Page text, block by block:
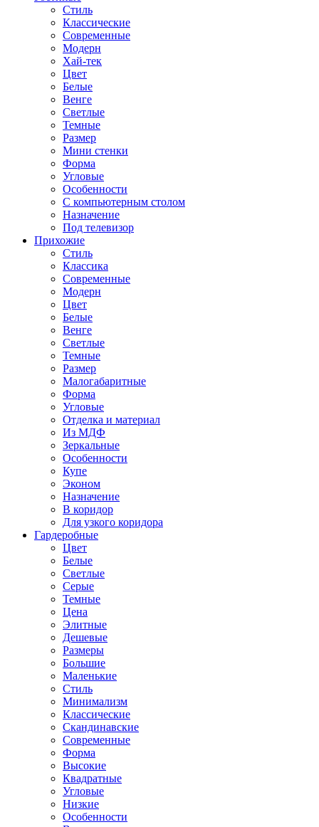
Стиль
Классические
Современные
Модерн
Хай-тек
Цвет
Белые
Венге
Светлые
Темные
Размер
Мини стенки
Форма
Угловые
Особенности
С компьютерным столом
Назначение
Под телевизор
Прихожие
Стиль
Классика
Современные
Модерн
Цвет
Белые
Венге
Светлые
Темные
Размер
Малогабаритные
Форма
Угловые
Отделка и материал
Из МДФ
Зеркальные
Особенности
Купе
Эконом
Назначение
В коридор
Для узкого коридора
Гардеробные
Цвет
Белые
Светлые
Серые
Темные
Цена
Элитные
Дешевые
Размеры
Большие
Маленькие
Стиль
Минимализм
Классические
Скандинавские
Современные
Форма
Высокие
Квадратные
Угловые
Низкие
Особенности